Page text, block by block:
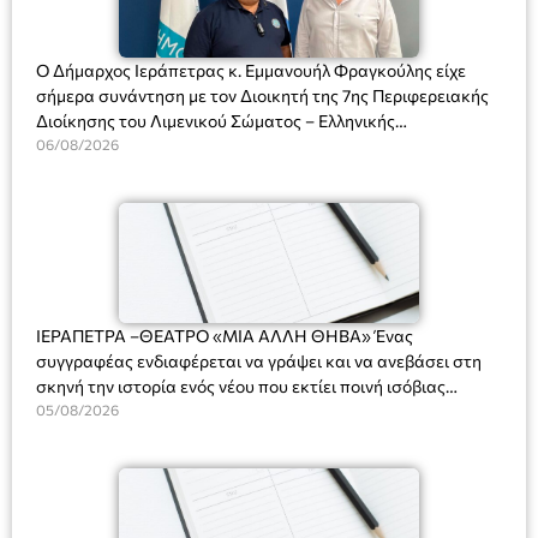
Ο Δήμαρχος Ιεράπετρας κ. Εμμανουήλ Φραγκούλης είχε
σήμερα συνάντηση με τον Διοικητή της 7ης Περιφερειακής
Διοίκησης του Λιμενικού Σώματος – Ελληνικής
Ακτοφυλακής (Λ.Σ.-ΕΛ.ΑΚΤ.), Αρχιπλοίαρχο Λ.Σ. κ. Ιωάννη
06/08/2026
ΙΕΡΑΠΕΤΡΑ –ΘΕΑΤΡΟ «ΜΙΑ ΑΛΛΗ ΘΗΒΑ» Ένας
συγγραφέας ενδιαφέρεται να γράψει και να ανεβάσει στη
σκηνή την ιστορία ενός νέου που εκτίει ποινή ισόβιας
κάθειρξης για πατροκτονία. Ένα πολυβραβευμένο έργο για
ασθένεια, τον ερωτισμό. Ένα έργο αινιγματικό, συγκινητικό,
όσο και διασκεδαστικό. Ο διακεκριμένος σκηνοθέτης
Βαγγέλης Θεοδωρόπουλος ανέδειξε το πολυεπίπεδο αυτό
05/08/2026